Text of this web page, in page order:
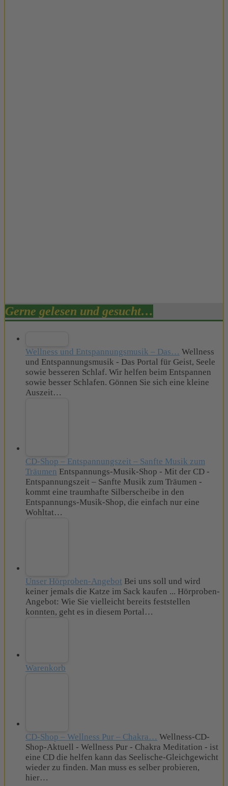
Gerne gelesen und gesucht…
Wellness und Entspannungsmusik – Das… Wellness
und Entspannungsmusik - Das Portal für Geist, Seele
sowie besseren Schlaf. Wir helfen beim Entspannen
sowie besser Schlafen. Gönnen Sie sich eine kleine
Auszeit…
CD-Shop – Entspannungszeit – Sanfte Musik zum
Träumen Entspannungs-Musik-Shop - Mit der CD -
Entspannungszeit – Sanfte Musik zum Träumen -
kommt eine traumhafte Silberscheibe in den
Entspannungs-Musik-Shop, die einfach nur eine
Wohltat…
Unser Hörproben-Angebot Bei uns soll und wird
keiner jemals die Katze im Sack kaufen ... Hörproben-
Angebot: Wie Sie vielleicht bereits feststellen
konnten, geht es in diesem Portal…
Warenkorb
CD-Shop – Wellness Pur – Chakra… Wellness-CD-
Shop-Aktuell - Wellness Pur - Chakra Meditation - ist
eine CD die helfen kann das Seelische-Gleichgewicht
wieder zu finden. Man muss es selber probieren,
hier…